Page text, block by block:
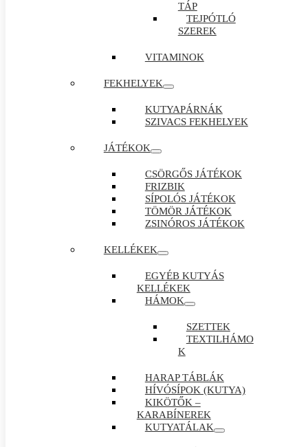
TÁP
TEJPÓTLÓ
SZEREK
VITAMINOK
FEKHELYEK
KUTYAPÁRNÁK
SZIVACS FEKHELYEK
JÁTÉKOK
CSÖRGŐS JÁTÉKOK
FRIZBIK
SÍPOLÓS JÁTÉKOK
TÖMÖR JÁTÉKOK
ZSINÓROS JÁTÉKOK
KELLÉKEK
EGYÉB KUTYÁS
KELLÉKEK
HÁMOK
SZETTEK
TEXTILHÁMO
K
HARAP TÁBLÁK
HÍVÓSÍPOK (KUTYA)
KIKÖTŐK –
KARABÍNEREK
KUTYATÁLAK